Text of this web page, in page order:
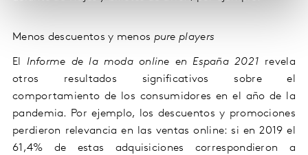
Menos descuentos y menos pure players
El Informe de la moda online en España 2021 revela
otros resultados significativos sobre el
comportamiento de los consumidores en el año de la
pandemia. Por ejemplo, los descuentos y promociones
perdieron relevancia en las ventas online: si en 2019 el
61,4% de estas adquisiciones correspondieron a